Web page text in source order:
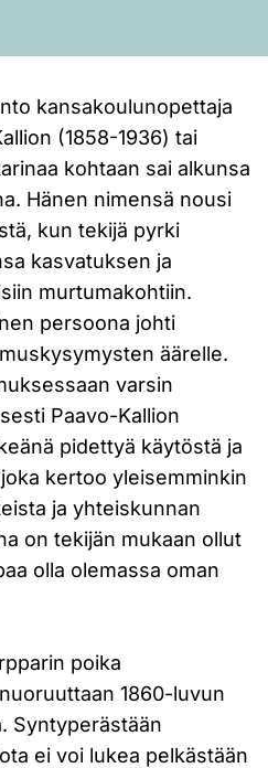
kansakoulunopettaja
(1858-1936) tai
kohtaan sai alkunsa
Hänen nimensä nousi
kun tekijä pyrki
kasvatuksen ja
murtumakohtiin.
persoona johti
äärelle.
varsin
Paavo-Kallion
pidettyä käytöstä ja
kertoo yleisemminkin
ja yhteiskunnan
on tekijän mukaan ollut
olla olemassa oman
poika
1860-luvun
Syntyperästään
ei voi lukea pelkästään